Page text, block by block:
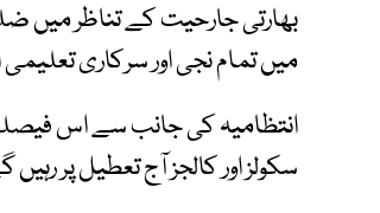
بھارتی جارحیت کے تناظر میں
میں تمام نجی اور سرکاری
انتظامیہ کی جانب سے اس
سکولز اور کالجز آج تعطیل پر رہیں